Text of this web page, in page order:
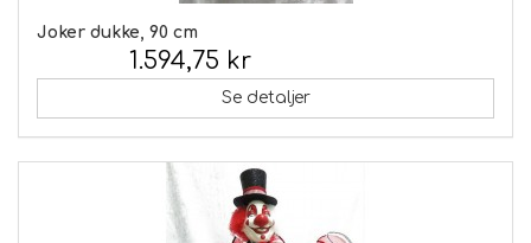
Joker dukke, 90 cm
1.594,75 kr
Se detaljer